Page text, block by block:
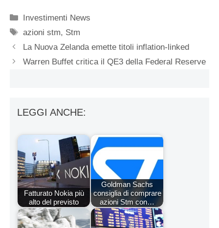
Categorie
Investimenti News
Tag
azioni stm, Stm
La Nuova Zelanda emette titoli inflation-linked
Warren Buffet critica il QE3 della Federal Reserve
LEGGI ANCHE:
Fatturato Nokia più
alto del previsto
Goldman Sachs
consiglia di comprare
azioni Stm con…